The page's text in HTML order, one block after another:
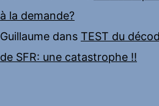
à la demande?
Guillaume dans TEST du
de SFR: une catastrophe !!